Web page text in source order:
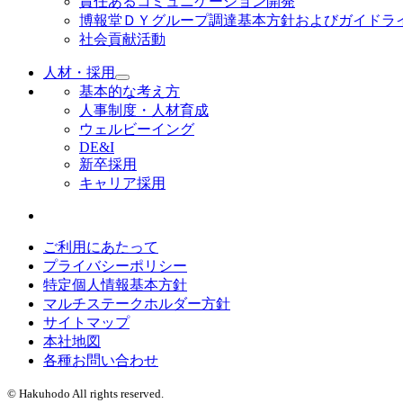
博報堂ＤＹグループ調達基本方針およびガイドラ
社会貢献活動
人材・採用
基本的な考え方
人事制度・人材育成
ウェルビーイング
DE&I
新卒採用
キャリア採用
ご利用にあたって
プライバシーポリシー
特定個人情報基本方針
マルチステークホルダー方針
サイトマップ
本社地図
各種お問い合わせ
© Hakuhodo All rights reserved.